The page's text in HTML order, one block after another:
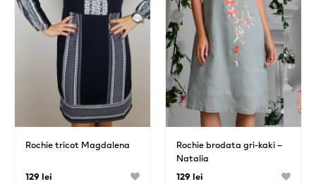
Rochie tricot Magdalena
129 lei
Rochie brodata gri-kaki –
Natalia
129 lei